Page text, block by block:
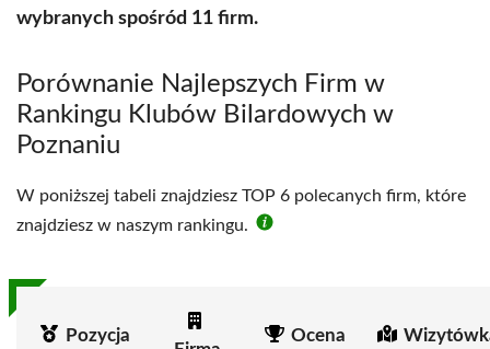
wybranych spośród 11 firm.
Porównanie Najlepszych Firm w
Rankingu Klubów Bilardowych w
Poznaniu
W poniższej tabeli znajdziesz TOP 6 polecanych firm, które
znajdziesz w naszym rankingu.
Pozycja Ocena